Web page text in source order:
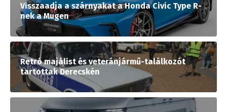
Visszaadja a szárnyakat a Honda Civic Type R-
nek a Mugen
Retró majálist és veteránjármű-találkozót
tartottak Derecskén